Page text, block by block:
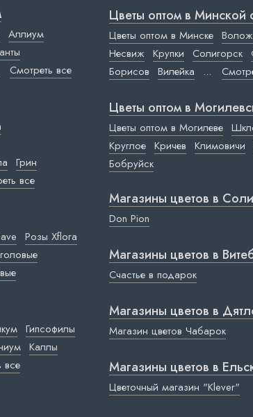
Аллиум
Смотреть все
Грин
все
Розы Xflora
Гипсофилы
Каллы
все
Цветы оптом в Минской
Цветы оптом в Минске
Несвиж Крупки Солигорск
Борисов Вилейка ...
Цветы оптом в
Цветы оптом в Могилеве
Круглое Кричев Климовичи
Бобруйск
Магазины цветов в
Don Pion
Магазины цветов в
Счастье в подарок
Магазины цветов в
Магазин цветов Чабарок
Магазины цветов в
Цветочный магазин "Klever"